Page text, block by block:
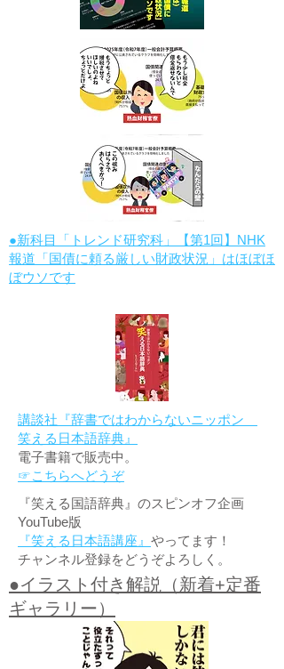
●新科目「トレンド研究科」【第1回】NHK
報道「国債に頼る厳しい財政状況」はほぼほ
ぼウソです
講談社『辞書ではわからないニッポン
笑える日本語辞典』
電子書籍で販売中。
☞こちらへどうぞ
『笑える国語辞典』のスピンオフ企画
YouTube版
『笑える日本語講座』 やってます！
チャンネル登録をどうぞよろしく。
●イラスト付き解説（新着+定番
ギャラリー）